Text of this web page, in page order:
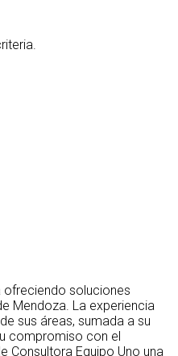
ofreciendo soluciones
Mendoza. La experiencia
sus áreas, sumada a su
compromiso con el
Consultora Equipo Uno una